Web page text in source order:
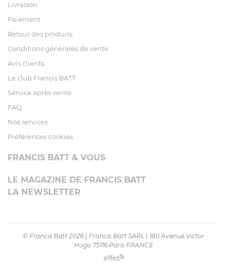
Livraison
Paiement
Retour des produits
Conditions générales de vente
Avis clients
Le club Francis BATT
Service après vente
FAQ
Nos services
Préférences cookies
FRANCIS BATT & VOUS
LE MAGAZINE DE FRANCIS BATT
LA NEWSLETTER
© Francis Batt 2026 Francis Batt SARL
180 Avenue Victor
Hugo 75116 Paris FRANCE